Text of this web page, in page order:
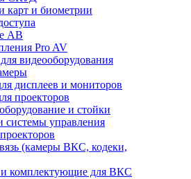
карт и биометрии
АВ
Pro AV
видеооборудования
дисплеев и мониторов
проекторов
и стойки
управления
(камеры ВКС, кодеки,
и комплектующие для ВКС